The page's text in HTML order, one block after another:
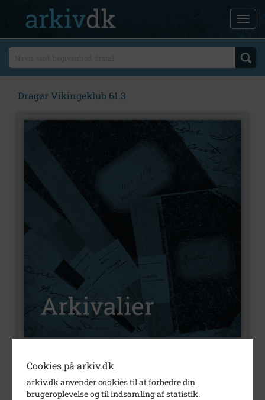
Dragør Vikingeklub 61.3
Nummer
Type
Arkivalier
Cookies på arkiv.dk
arkiv.dk anvender cookies til at forbedre din
brugeroplevelse og til indsamling af statistik.